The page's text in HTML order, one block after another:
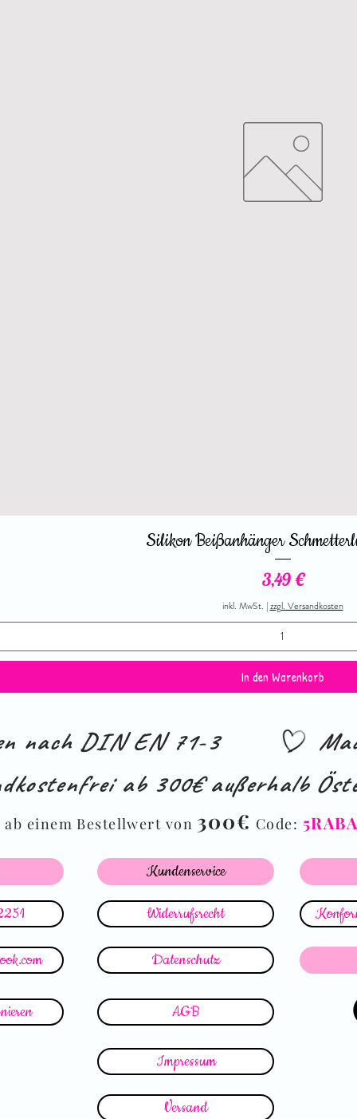
Silikon Beißanhänger
Preis
3,49 €
inkl. MwSt. |zzgl. Versandkosten
In den Warenkorb
nach DIN EN 71-3
ab 300€ außerhalb
ab einem Bestellwert von 300€ Code:
Kundenservice
Widerrufsrecht
Datenschutz
AGB
Impressum
Versand